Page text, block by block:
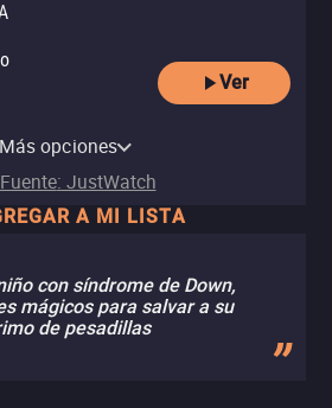
Ver
Más opciones
Fuente: JustWatch
A MI LISTA
con síndrome de Down,
mágicos para salvar a su
de pesadillas